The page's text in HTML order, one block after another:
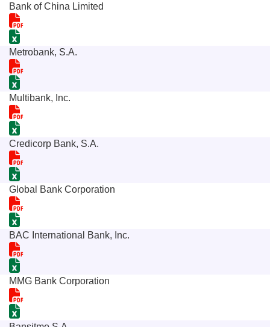
Bank of China Limited
Metrobank, S.A.
Multibank, Inc.
Credicorp Bank, S.A.
Global Bank Corporation
BAC International Bank, Inc.
MMG Bank Corporation